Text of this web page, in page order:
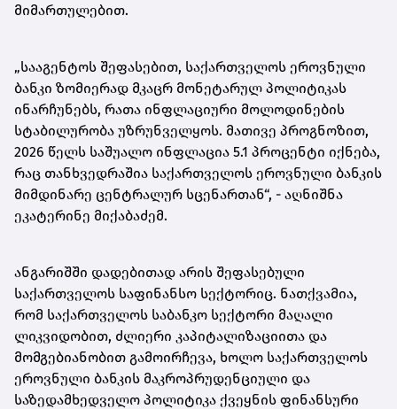
მიმართულებით.
„სააგენტოს შეფასებით, საქართველოს ეროვნული
ბანკი ზომიერად მკაცრ მონეტარულ პოლიტიკას
ინარჩუნებს, რათა ინფლაციური მოლოდინების
სტაბილურობა უზრუნველყოს. მათივე პროგნოზით,
2026 წელს საშუალო ინფლაცია 5.1 პროცენტი იქნება,
რაც თანხვედრაშია საქართველოს ეროვნული ბანკის
მიმდინარე ცენტრალურ სცენართან“, - აღნიშნა
ეკატერინე მიქაბაძემ.
ანგარიშში დადებითად არის შეფასებული
საქართველოს საფინანსო სექტორიც. ნათქვამია,
რომ საქართველოს საბანკო სექტორი მაღალი
ლიკვიდობით, ძლიერი კაპიტალიზაციითა და
მომგებიანობით გამოირჩევა, ხოლო საქართველოს
ეროვნული ბანკის მაკროპრუდენციული და
საზედამხედველო პოლიტიკა ქვეყნის ფინანსური